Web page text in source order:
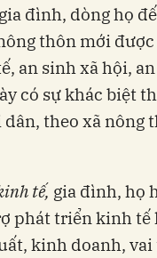
đình, dòng họ
thôn mới
an sinh xã hội,
có sự khác biệt
theo xã nông
tế, gia đình, họ
phát triển kinh tế
kinh doanh,